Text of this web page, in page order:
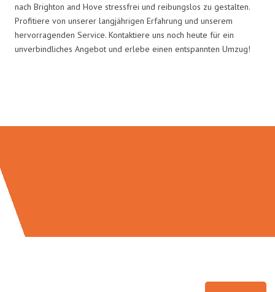
nach Brighton and Hove stressfrei und reibungslos zu gestalten.
Profitiere von unserer langjährigen Erfahrung und unserem
hervorragenden Service. Kontaktiere uns noch heute für ein
unverbindliches Angebot und erlebe einen entspannten Umzug!